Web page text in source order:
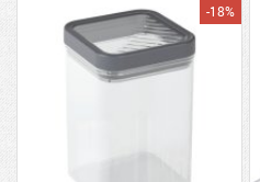
-18%